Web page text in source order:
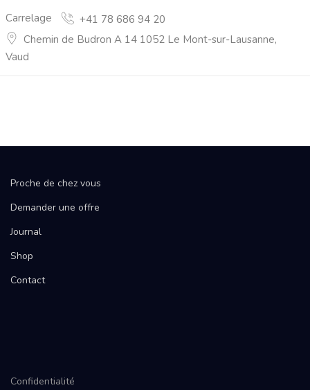
Carrelage
+41 78 686 94 20
Chemin de Budron A 14 1052 Le Mont-sur-Lausanne,
Vaud
Proche de chez vous
Demander une offre
Journal
Shop
Contact
Confidentialité